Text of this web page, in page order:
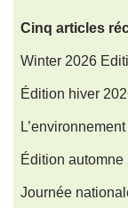
Cinq articles
Winter 2026
Édition hiver
Édition automne
Journée